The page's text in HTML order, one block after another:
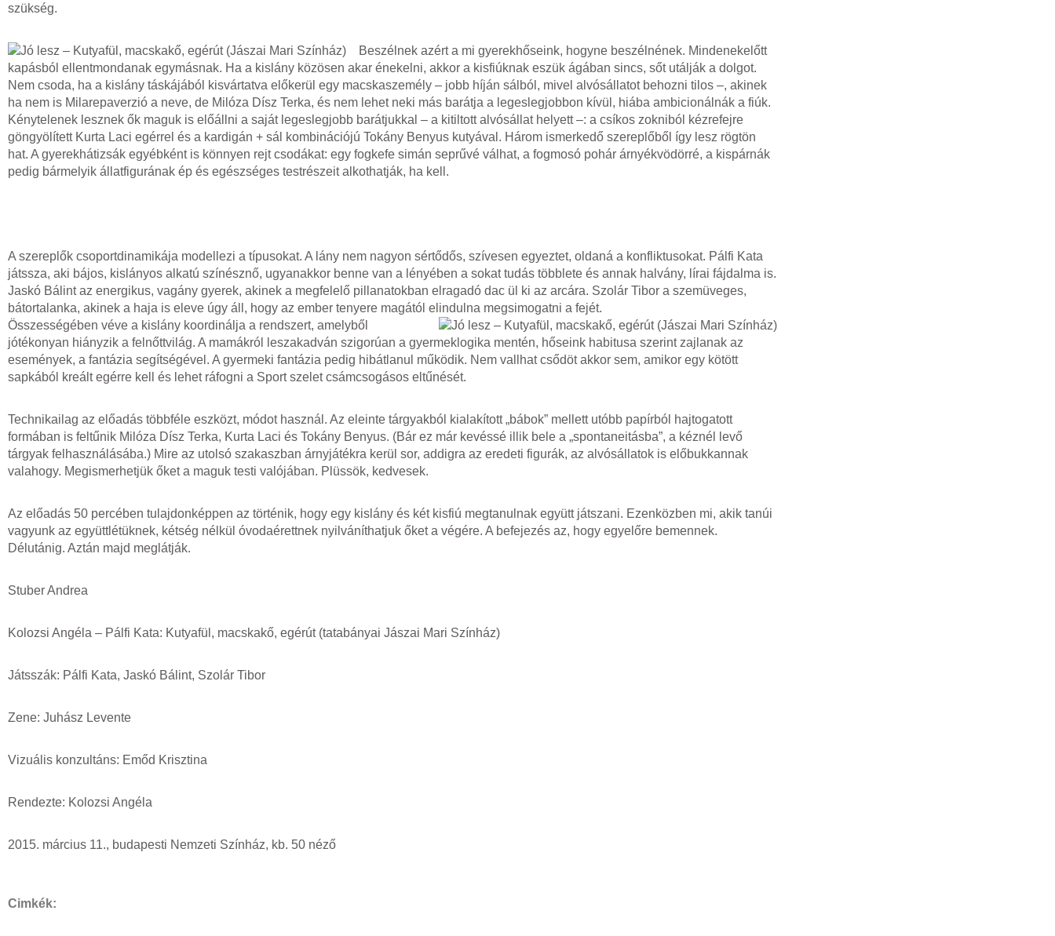
szükség.
Beszélnek azért a mi gyerekhőseink, hogyne beszélnének. Mindenekelőtt
kapásból ellentmondanak egymásnak. Ha a kislány közösen akar énekelni, akkor a kisfiúknak eszük ágában sincs, sőt utálják a dolgot.
Nem csoda, ha a kislány táskájából kisvártatva előkerül egy macskaszemély – jobb híján sálból, mivel alvósállatot behozni tilos –, akinek
ha nem is Milarepaverzió a neve, de Milóza Dísz Terka, és nem lehet neki más barátja a legeslegjobbon kívül, hiába ambicionálnák a fiúk.
Kénytelenek lesznek ők maguk is előállni a saját legeslegjobb barátjukkal – a kitiltott alvósállat helyett –: a csíkos zokniból kézrefejre
göngyölített Kurta Laci egérrel és a kardigán + sál kombinációjú Tokány Benyus kutyával. Három ismerkedő szereplőből így lesz rögtön
hat. A gyerekhátizsák egyébként is könnyen rejt csodákat: egy fogkefe simán seprűvé válhat, a fogmosó pohár árnyékvödörré, a kispárnák
pedig bármelyik állatfigurának ép és egészséges testrészeit alkothatják, ha kell.
A szereplők csoportdinamikája modellezi a típusokat. A lány nem nagyon sértődős, szívesen egyeztet, oldaná a konfliktusokat. Pálfi Kata
játssza, aki bájos, kislányos alkatú színésznő, ugyanakkor benne van a lényében a sokat tudás többlete és annak halvány, lírai fájdalma is.
Jaskó Bálint az energikus, vagány gyerek, akinek a megfelelő pillanatokban elragadó dac ül ki az arcára. Szolár Tibor a szemüveges,
bátortalanka, akinek a haja is eleve úgy áll, hogy az ember tenyere magától elindulna megsimogatni a fejét.
Összességében véve a kislány koordinálja a rendszert, amelyből
jótékonyan hiányzik a felnőttvilág. A mamákról leszakadván szigorúan a gyermeklogika mentén, hőseink habitusa szerint zajlanak az
események, a fantázia segítségével. A gyermeki fantázia pedig hibátlanul működik. Nem vallhat csődöt akkor sem, amikor egy kötött
sapkából kreált egérre kell és lehet ráfogni a Sport szelet csámcsogásos eltűnését.
Technikailag az előadás többféle eszközt, módot használ. Az eleinte tárgyakból kialakított „bábok” mellett utóbb papírból hajtogatott
formában is feltűnik Milóza Dísz Terka, Kurta Laci és Tokány Benyus. (Bár ez már kevéssé illik bele a „spontaneitásba”, a kéznél levő
tárgyak felhasználásába.) Mire az utolsó szakaszban árnyjátékra kerül sor, addigra az eredeti figurák, az alvósállatok is előbukkannak
valahogy. Megismerhetjük őket a maguk testi valójában. Plüssök, kedvesek.
Az előadás 50 percében tulajdonképpen az történik, hogy egy kislány és két kisfiú megtanulnak együtt játszani. Ezenközben mi, akik tanúi
vagyunk az együttlétüknek, kétség nélkül óvodaérettnek nyilváníthatjuk őket a végére. A befejezés az, hogy egyelőre bemennek.
Délutánig. Aztán majd meglátják.
Stuber Andrea
Kolozsi Angéla – Pálfi Kata: Kutyafül, macskakő, egérút (tatabányai Jászai Mari Színház)
Játsszák: Pálfi Kata, Jaskó Bálint, Szolár Tibor
Zene: Juhász Levente
Vizuális konzultáns: Emőd Krisztina
Rendezte: Kolozsi Angéla
2015. március 11., budapesti Nemzeti Színház, kb. 50 néző
Cimkék: